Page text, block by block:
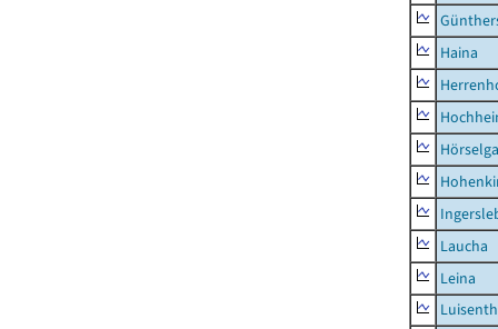
Haina
Laucha
Leina